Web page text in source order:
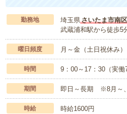
勤務地 埼玉県 さいたま市南区
武蔵浦和駅から徒歩5
曜日頻度 月～金（土日祝休み）
時間 9：00～17：30（実働
期間 即日～長期 ※8月～
時給 時給1600円